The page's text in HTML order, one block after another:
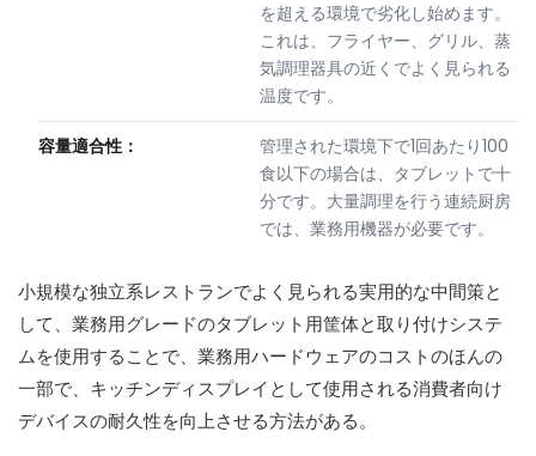
を超える環境で劣化し始めます。
これは、フライヤー、グリル、蒸
気調理器具の近くでよく見られる
温度です。
容量適合性：
管理された環境下で1回あたり100
食以下の場合は、タブレットで十
分です。大量調理を行う連続厨房
では、業務用機器が必要です。
小規模な独立系レストランでよく見られる実用的な中間策と
して、業務用グレードのタブレット用筐体と取り付けシステ
ムを使用することで、業務用ハードウェアのコストのほんの
一部で、キッチンディスプレイとして使用される消費者向け
デバイスの耐久性を向上させる方法がある。